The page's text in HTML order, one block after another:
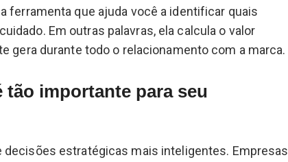
ferramenta que ajuda você a identificar quais
Em outras palavras, ela calcula o valor
gera durante todo o relacionamento com a marca.
tão importante para seu
decisões estratégicas mais inteligentes. Empresas